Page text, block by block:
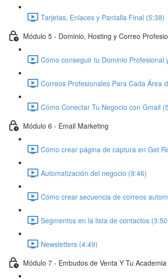
Tarjetas, Enlaces y Pantalla Final (5:38)
Módulo 5 - Dominio, Hosting y Correo
Cómo conseguir tu Dominio Profesional
Correos Profesionales Para Cada Área
Cómo Conectar Tu Negocio con Gmail
Módulo 6 - Email Marketing
Cómo crear página de captura en Get
Automatización del negocio (9:46)
Cómo crear secuencia de correos
Segmentos en la lista de contactos
Newsletters (4:49)
Módulo 7 - Embudos de Venta Y Tu